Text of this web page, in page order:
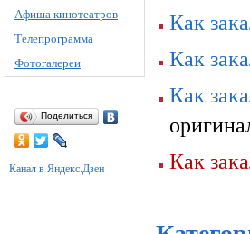
Афиша кинотеатров
Телепрограмма
Фотогалереи
Поделиться
Канал в Яндекс.Дзен
Как
Как
Как
Как